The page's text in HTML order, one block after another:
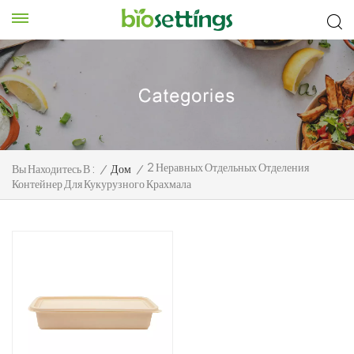
Вы Находитесь В : / Дом / 2 Неравных Отдельных Отделения
Контейнер Для Кукурузного Крахмала